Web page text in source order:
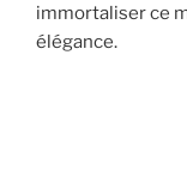
immortaliser ce
élégance.